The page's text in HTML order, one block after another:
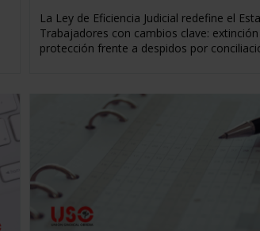
La Ley de Eficiencia Judicial redefine el
Trabajadores con cambios clave:
protección frente a despidos por